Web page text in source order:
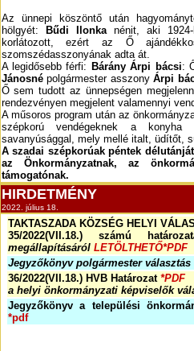
Az ünnepi köszöntő után
hölgyét:
Bűdi Ilonkanénit, aki 1924-
korlátozott, ezért az Ő
szomszédasszonyának adta át.
A legidősebb férfi: Bárány Árpi bácsi:
Jánosnépolgármester asszonyÁrpi
Ő sem tudott az ünnepségen
rendezvényen megjelent valamennyi
A műsoros program után az
szépkorú vendégeknek a konyha
savanyúsággal, mely mellé italt, üdítőt,
A szadai szépkorúak péntek
az Önkormányzatnak, az
támogatónak.
HIRDETMÉNY
2022. július 18.
TAKTASZADA KÖZSÉG HELYI
35/2022(VII.18.) számú határozat
megállapításáról LETÖLTHETŐ*PDF
Jegyzőkönyv polgármester
36/2022(VII.18.) HVB Határozat *PDF
a helyi önkormányzati képviselők
Jegyzőkönyv a települési
*pdf